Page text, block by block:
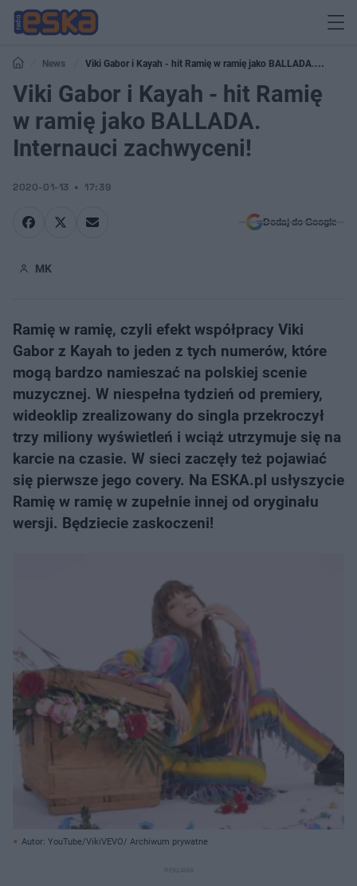
News
Viki Gabor i Kayah - hit Ramię w ramię jako BALLADA.
Internauci zachwyceni!
Viki Gabor i Kayah - hit Ramię
w ramię jako BALLADA.
Internauci zachwyceni!
2020-01-13 17:39
Dodaj do Google
MK
Ramię w ramię, czyli efekt współpracy Viki
Gabor z Kayah to jeden z tych numerów, które
mogą bardzo namieszać na polskiej scenie
muzycznej. W niespełna tydzień od premiery,
wideoklip zrealizowany do singla przekroczył
trzy miliony wyświetleń i wciąż utrzymuje się na
karcie na czasie. W sieci zaczęły też pojawiać
się pierwsze jego covery. Na ESKA.pl usłyszycie
Ramię w ramię w zupełnie innej od oryginału
wersji. Będziecie zaskoczeni!
Autor: YouTube/VikiVEVO/ Archiwum prywatne